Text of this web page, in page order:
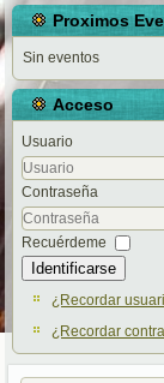
Proximos
Sin eventos
Acceso
Usuario
Contraseña
Recuérdeme
Identificarse
¿Recordar
¿Recordar